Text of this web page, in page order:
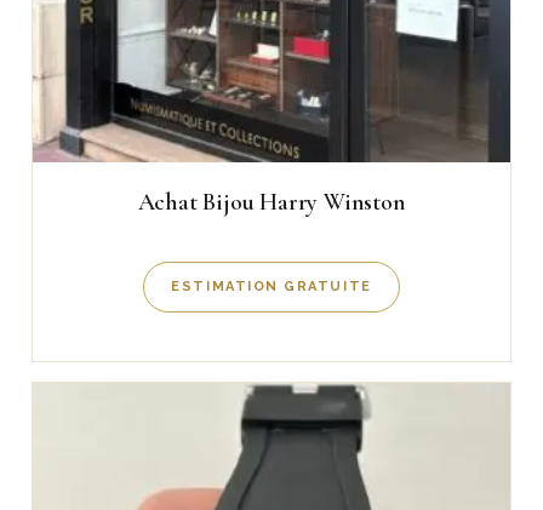
Achat Bijou Harry Winston
ESTIMATION GRATUITE